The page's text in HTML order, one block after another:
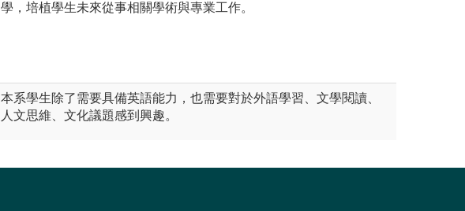
學，培植學生未來從事相關學術與專業工作。
本系學生除了需要具備英語能力，也需要對於外語學習、文學閱讀、
人文思維、文化議題感到興趣。